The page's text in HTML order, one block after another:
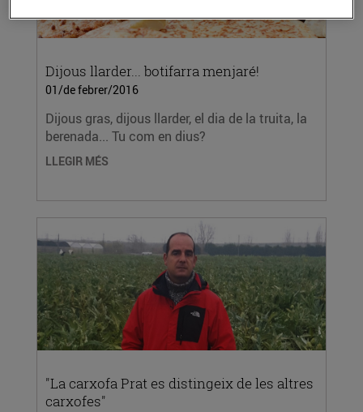
Dijous llarder... botifarra menjaré!
01/de febrer/2016
Dijous gras, dijous llarder, el dia de la truita, la
berenada... Tu com en dius?
LLEGIR MÉS
"La carxofa Prat es distingeix de les altres
carxofes"